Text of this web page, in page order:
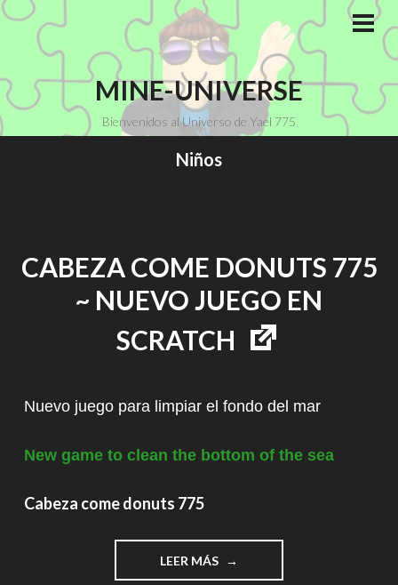
Saltar
contenido
MINE-UNIVERSE
Bienvenidos al Universo de Yael 775
Niños
CABEZA COME DONUTS 775
~ NUEVO JUEGO EN
SCRATCH
Nuevo juego para limpiar el fondo del mar
New game to clean the bottom of the sea
Cabeza come donuts 775
LEER MÁS "CABEZA
COME